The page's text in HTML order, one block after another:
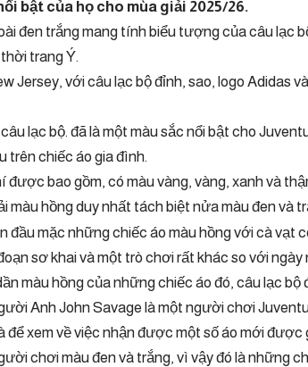
bật của họ cho mùa giải 2025/26.
đen trắng mang tính biểu tượng của câu lạc
trang Ý.
với câu lạc bộ đỉnh, sao, logo Adidas
lạc bộ. đã là một màu sắc nổi bật cho
trên chiếc áo gia đình.
bao gồm, có màu vàng, vàng, xanh và
màu hồng duy nhất tách biệt nửa màu đen và
đầu mặc những chiếc áo màu hồng với cà vạt
sơ khai và một trò chơi rất khác so với ngày
màu hồng của những chiếc áo đó, câu lạc bộ
Anh John Savage là một người chơi
để xem về việc nhận được một số áo mới được
chơi màu đen và trắng, vì vậy đó là những